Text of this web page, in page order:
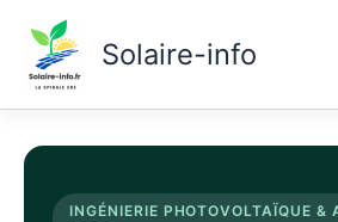
contenu
Solaire-info
INGÉNIERIE PHOTOVOLTAÏQUE &